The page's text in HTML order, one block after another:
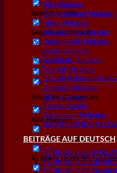
Search in title
Search in content
Filter by Categories
Aile Hukuku
Alacak/İcra Hukuku
ALMAN HUKUKU
Aile Hukuku
Gayrımenkul Hukuku
Miras Hukuku
Alacak/İcra Hukuku
Vatandaşlık Hukuku
Şahıs Hukuku
Tazminat Hukuku
Ticaret Hukuku
Dövizli Askerlik
Gümrük Hukuku
Kira Hukuku
Ceza Hukuku
Yabancılar Hukuku
ALMAN HUKUKU
BEITRÄGE AUF DEUTSCH
TÜRKISCHES
TÜRKISCHES